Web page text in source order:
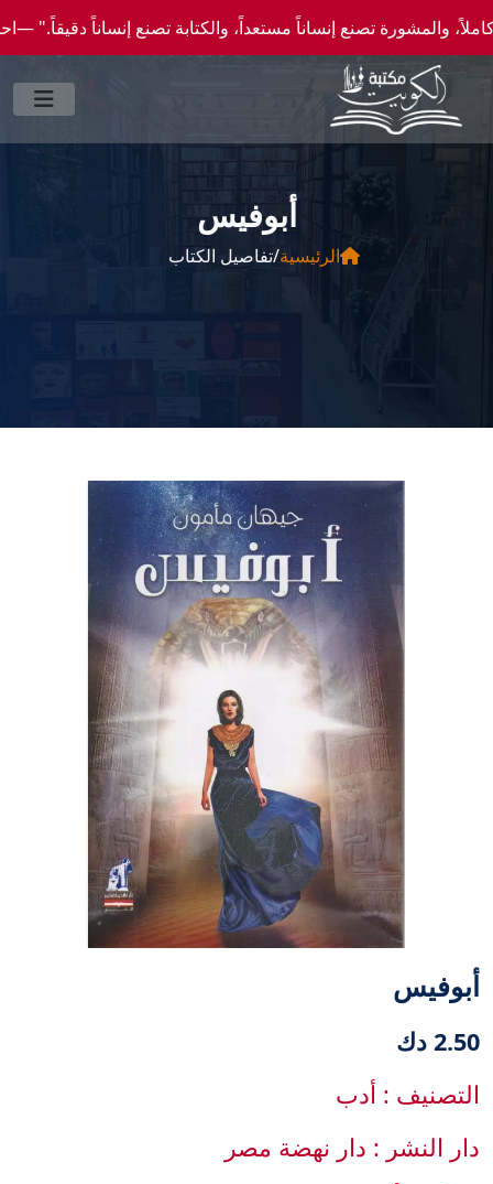
تصنع إنساناً مستعداً، والكتابة تصنع إنساناً دقيقاً." —احصل علي عروض وخصومات
أبوفيس‎
الرئيسية/تفاصيل الكتاب
أبوفيس‎
2.50 دك
التصنيف : أدب
دار النشر : دار نهضة مصر